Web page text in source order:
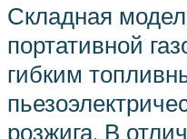
Складная
портативной
гибким
розжига. В